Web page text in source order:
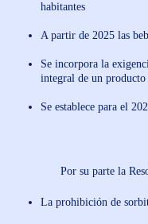
habitantes
A partir de 2025 las
Se incorpora la
integral de un
Se establece para el
Por su parte la
La prohibición de